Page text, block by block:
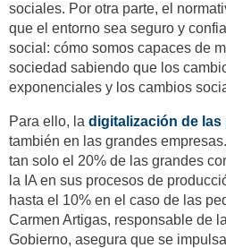
sociales. Por otra parte, el
que el entorno sea seguro y
social: cómo somos capaces de
sociedad sabiendo que los
exponenciales y los cambios
Para ello, la digitalización de las
también en las grandes
tan solo el 20% de las grandes
la IA en sus procesos de
hasta el 10% en el caso de las
Carmen Artigas, responsable de
Gobierno, asegura que se